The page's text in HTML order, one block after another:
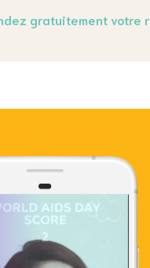
gratuitement votre